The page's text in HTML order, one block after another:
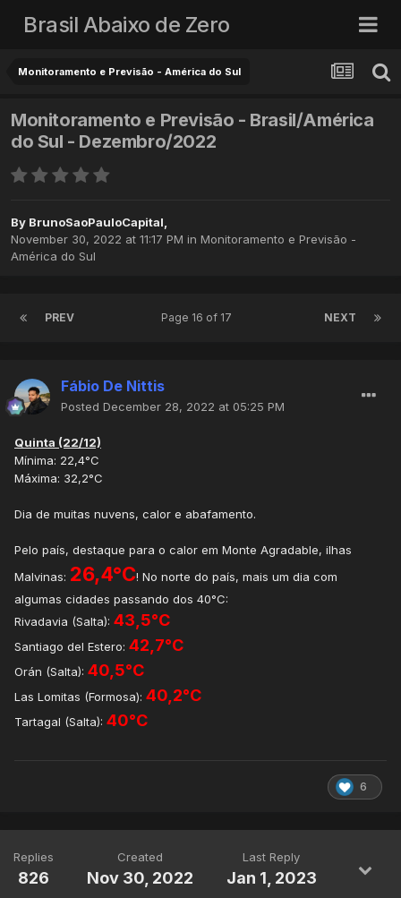
Brasil Abaixo de Zero
Monitoramento e Previsão - América do Sul
Monitoramento e Previsão - Brasil/América
do Sul - Dezembro/2022
By BrunoSaoPauloCapital,
November 30, 2022 at 11:17 PM in Monitoramento e Previsão -
América do Sul
PREV NEXT
Page 16 of 17
Fábio De Nittis
Posted December 28, 2022 at 05:25 PM
Quinta (22/12)
Mínima: 22,4°C
Máxima: 32,2°C
Dia de muitas nuvens, calor e abafamento.
Pelo país, destaque para o calor em Monte Agradable, ilhas
Malvinas: 26,4°C! No norte do país, mais um dia com
algumas cidades passando dos 40°C:
Rivadavia (Salta): 43,5°C
Santiago del Estero: 42,7°C
Orán (Salta): 40,5°C
Las Lomitas (Formosa): 40,2°C
Tartagal (Salta): 40°C
6
Replies
826
Created
Nov 30, 2022
Last Reply
Jan 1, 2023